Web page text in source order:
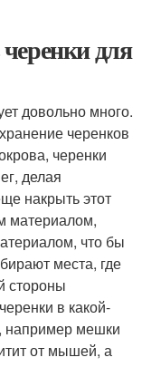
для
довольно много.
черенков
черенки
делая
накрыть этот
материалом,
что бы
места, где
стороны
в какой-
например мешки
от мышей, а